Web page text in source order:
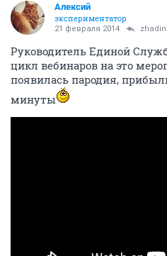
Алексий
экспериментатор
21 февраля 2014
Руководитель Единой
цикл вебинаров на это
появилась пародия,
минуты